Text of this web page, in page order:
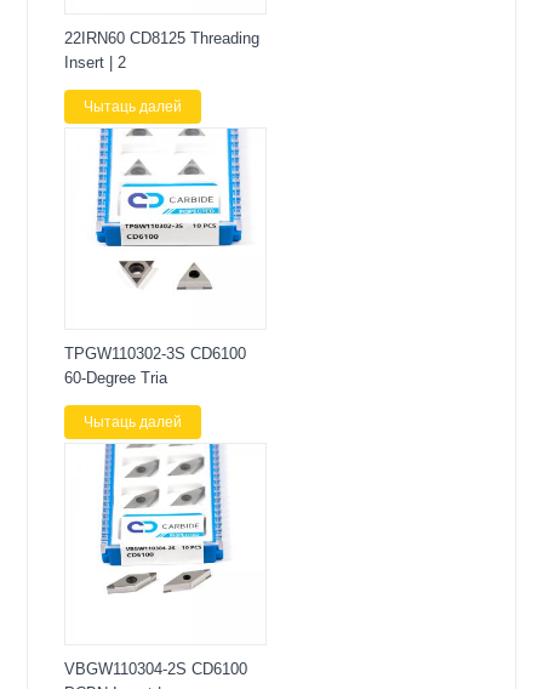
22IRN60 CD8125 Threading
Insert | 2
Чытаць далей
TPGW110302-3S CD6100
60-Degree Tria
Чытаць далей
VBGW110304-2S CD6100